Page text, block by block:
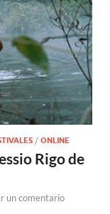
/ ONLINE
Rigo de
un comentario